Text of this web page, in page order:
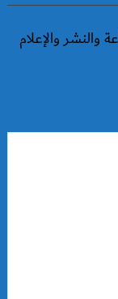
والإعلام